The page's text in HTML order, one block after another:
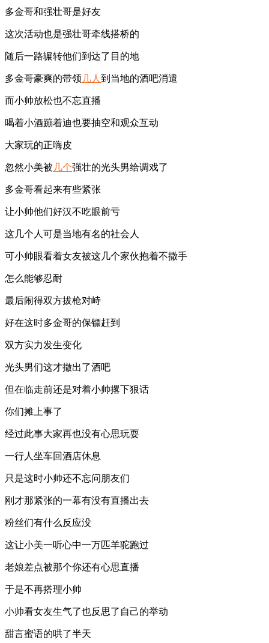
多金哥和强壮哥是好友
这次活动也是强壮哥牵线搭桥的
随后一路辗转他们到达了目的地
多金哥豪爽的带领 几人 到当地的酒吧消遣
而小帅放松也不忘直播
喝着小酒蹦着迪也要抽空和观众互动
大家玩的正嗨皮
忽然小美被 几个强壮的光头男给调戏了
多金哥看起来有些紧张
让小帅他们好汉不吃眼前亏
这几个人可是当地有名的社会人
可小帅眼看着女友被这几个家伙抱着不撒手
怎么能够忍耐
最后闹得双方拔枪对峙
好在这时多金哥的保镖赶到
双方实力发生变化
光头男们这才撤出了酒吧
但在临走前还是对着小帅撂下狠话
你们摊上事了
经过此事大家再也没有心思玩耍
一行人坐车回酒店休息
只是这时小帅还不忘问朋友们
刚才那紧张的一幕有没有直播出去
粉丝们有什么反应没
这让小美一听心中一万匹羊驼跑过
老娘差点被那个你还有心思直播
于是不再搭理小帅
小帅看女友生气了也反思了自己的举动
甜言蜜语的哄了半天